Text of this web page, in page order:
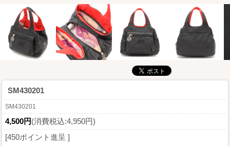
SM430201
SM430201
4,500円(消費税込:4,950円)
[450ポイント進呈 ]